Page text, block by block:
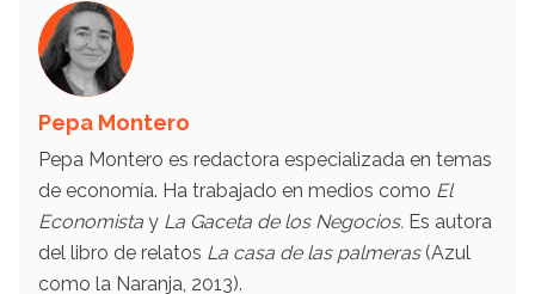
Pepa Montero
Pepa Montero es redactora especializada en temas
de economía. Ha trabajado en medios como El
Economista y La Gaceta de los Negocios. Es autora
del libro de relatos La casa de las palmeras(Azul
como la Naranja, 2013).